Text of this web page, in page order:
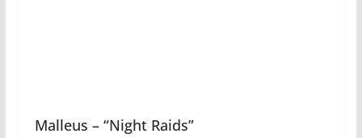
Malleus – “Night Raids”